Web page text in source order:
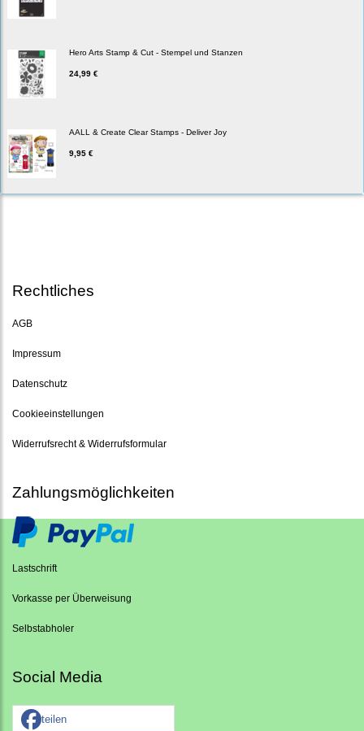
Hero Arts Stamp & Cut - Stempel und Stanzen
24,99 €
AALL & Create Clear Stamps - Deliver Joy
9,95 €
Rechtliches
AGB
Impressum
Datenschutz
Cookieeinstellungen
Widerrufsrecht & Widerrufsformular
Zahlungsmöglichkeiten
Lastschrift
Vorkasse per Überweisung
Selbstabholer
Social Media
teilen